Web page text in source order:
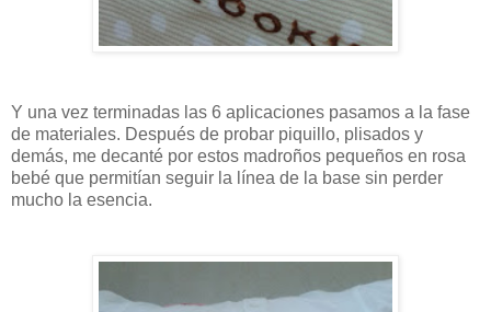
Y una vez terminadas las 6 aplicaciones pasamos a la fase
de materiales. Después de probar piquillo, plisados y
demás, me decanté por estos madroños pequeños en rosa
bebé que permitían seguir la línea de la base sin perder
mucho la esencia.